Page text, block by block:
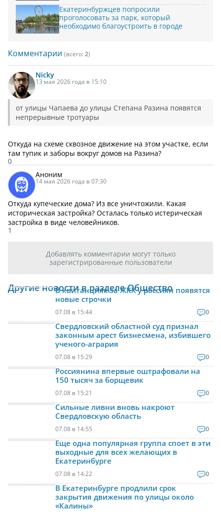
Екатеринбуржцев попросили
проголосовать за парк, который
необходимо благоустроить в городе
Комментарии (всего: 2)
Nicky
13 мая 2026 года в 15:10
от улицы Чапаева до улицы Степана Разина появятся
непрерывные тротуары
Откуда на схеме сквозное движение на этом участке, если
там тупик и заборы вокруг домов на Разина?
0
Аноним
14 мая 2026 года в 07:30
Откуда купеческие дома? Из все уничтожили. Какая
историческая застройка? Осталась только истерическая
застройка в виде человейников.
1
Добавлять комментарии могут только
зарегистрированные пользователи
Другие новости в разделе Общество
В квитанциях за ЖКХ у россиян появятся
новые строчки
07.08 в 15:44 0
Свердловский областной суд признал
законным арест бизнесмена, избившего
ученого-агрария
07.08 в 15:29 0
Россиянина впервые оштрафовали на
150 тысяч за борщевик
07.08 в 15:21 0
Сильные ливни вновь накроют
Свердловскую область
07.08 в 14:55 0
Еще одна популярная группа споет в эти
выходные для всех желающих в
Екатеринбурге
07.08 в 14:22 0
В Екатеринбурге продлили срок
закрытия движения по улицы около
«Калины»